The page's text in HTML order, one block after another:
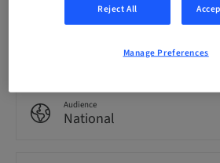
Live surgery
Audience
National
Reject All
Manage Preferences